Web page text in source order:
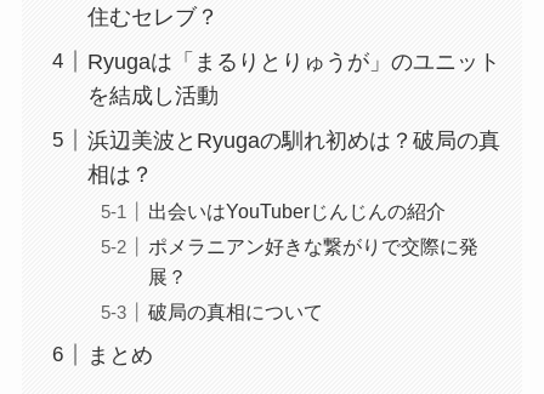
住むセレブ？
Ryugaは「まるりとりゅうが」のユニット
を結成し活動
浜辺美波とRyugaの馴れ初めは？破局の真
相は？
出会いはYouTuberじんじんの紹介
ポメラニアン好きな繋がりで交際に発
展？
破局の真相について
まとめ